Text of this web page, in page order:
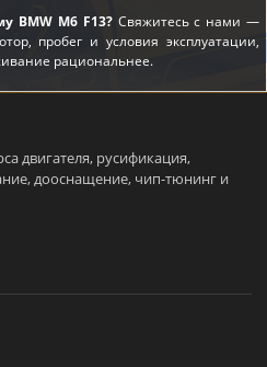
BMW M6 F13?Свяжитесь с нами —
пробег и условия эксплуатации,
рациональнее.
двигателя, русификация,
дооснащение, чип-тюнинг и